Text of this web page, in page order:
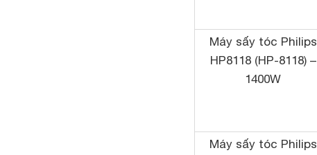
Máy sấy tóc Philips
HP8118 (HP-8118) –
1400W
Máy sấy tóc Philips